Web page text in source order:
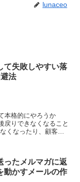
lunaceo
て失敗しやすい落
法
本格的にやろうか
戻りできなくなること
くなったり、顧客が
ったメルマガに返
動かすメールの作